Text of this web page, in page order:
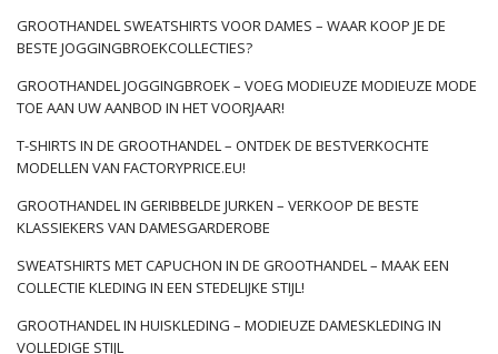
GROOTHANDEL SWEATSHIRTS VOOR DAMES – WAAR KOOP JE DE
BESTE JOGGINGBROEKCOLLECTIES?
GROOTHANDEL JOGGINGBROEK – VOEG MODIEUZE MODIEUZE MODE
TOE AAN UW AANBOD IN HET VOORJAAR!
T-SHIRTS IN DE GROOTHANDEL – ONTDEK DE BESTVERKOCHTE
MODELLEN VAN FACTORYPRICE.EU!
GROOTHANDEL IN GERIBBELDE JURKEN – VERKOOP DE BESTE
KLASSIEKERS VAN DAMESGARDEROBE
SWEATSHIRTS MET CAPUCHON IN DE GROOTHANDEL – MAAK EEN
COLLECTIE KLEDING IN EEN STEDELIJKE STIJL!
GROOTHANDEL IN HUISKLEDING – MODIEUZE DAMESKLEDING IN
VOLLEDIGE STIJL